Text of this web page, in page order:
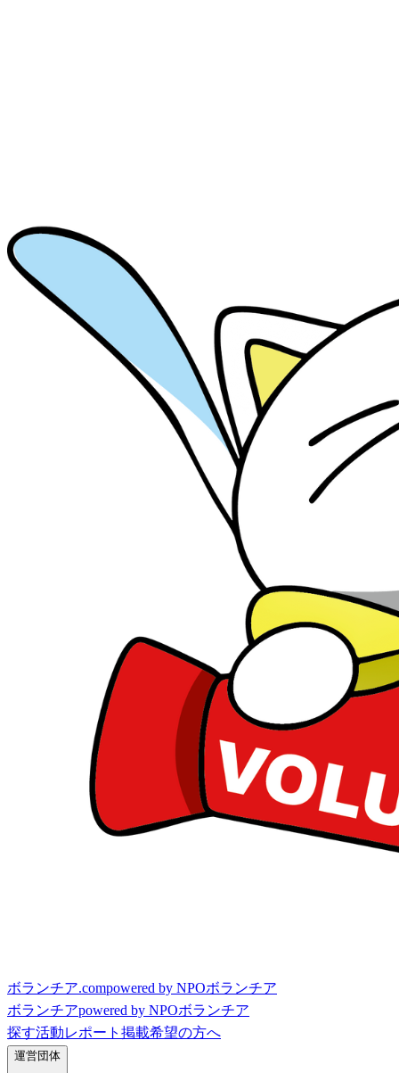
ボランチア.compowered by NPOボランチア
ボランチアpowered by NPOボランチア
探す活動レポート 掲載希望の方へ
運営団体